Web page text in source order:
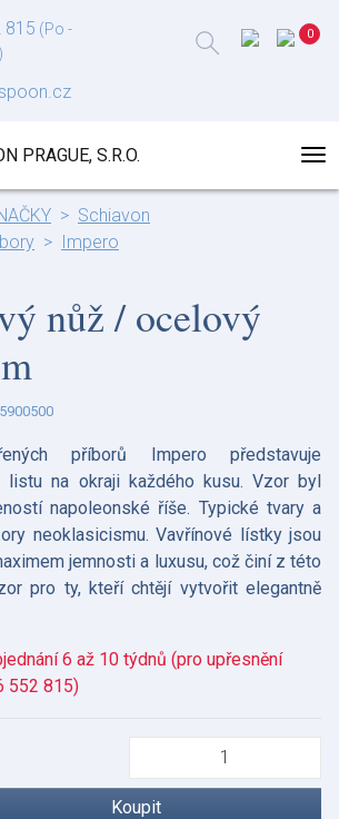
815 (Po -
Schiavon
Impero
nůž / ocelový
příborů Impero představuje
listu na okraji každého kusu. Vzor byl
napoleonské říše. Typické tvary a
neoklasicismu. Vavřínové lístky jsou
jemnosti a luxusu, což činí z této
pro ty, kteří chtějí vytvořit elegantně
6 až 10 týdnů (pro upřesnění
552 815)
Koupit